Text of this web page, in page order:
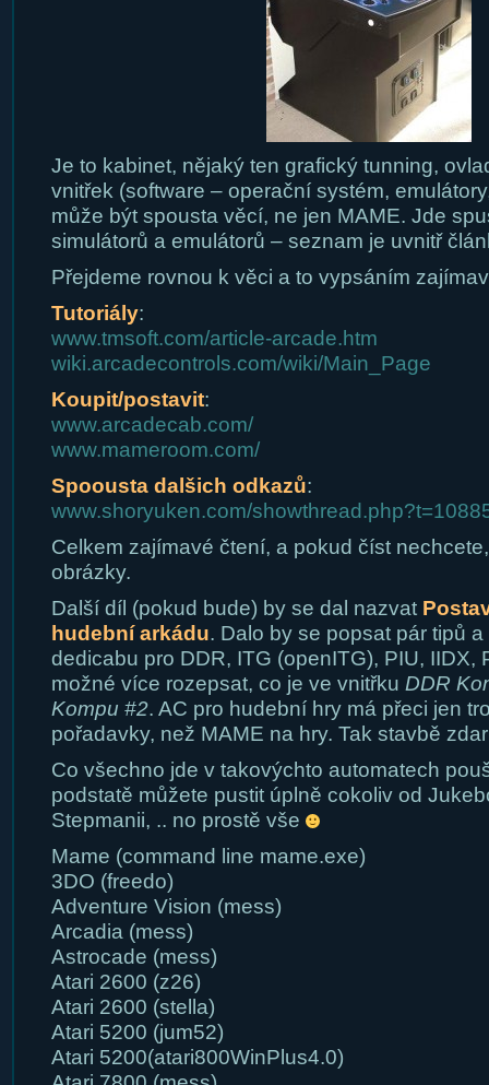
Je to kabinet, nějaký ten grafický tunning,
vnitřek (software – operační systém,
může být spousta věcí, ne jen MAME. Jde
simulátorů a emulátorů – seznam je uvnitř
Přejdeme rovnou k věci a to vypsáním
Tutoriály:
www.tmsoft.com/article-arcade.htm
wiki.arcadecontrols.com/wiki/Main_Page
Koupit/postavit:
www.arcadecab.com/
www.mameroom.com/
Spoousta dalšich odkazů:
www.shoryuken.com/
Celkem zajímavé čtení, a pokud číst
obrázky.
Další díl (pokud bude) by se dal nazvat
hudební arkádu. Dalo by se popsat pár tipů
dedicabu pro DDR, ITG (openITG), PIU, IIDX,
možné více rozepsat, co je ve vnitřku DDR
Kompu #2. AC pro hudební hry má přeci jen
pořadavky, než MAME na hry. Tak stavbě
Co všechno jde v takovýchto automatech
podstatě můžete pustit úplně cokoliv od
Stepmanii, .. no prostě vše
Mame (command line mame.exe)
3DO (freedo)
Adventure Vision (mess)
Arcadia (mess)
Astrocade (mess)
Atari 2600 (z26)
Atari 2600 (stella)
Atari 5200 (jum52)
Atari 5200(atari800WinPlus4.0)